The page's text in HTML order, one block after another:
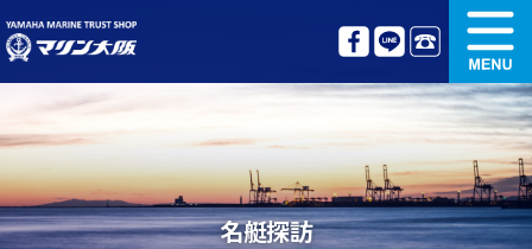
新艇情報
オリジナル艤装 ボート免許講習
名艇探訪